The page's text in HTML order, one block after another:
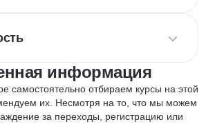
информация
самостоятельно отбираем курсы на этой
их. Несмотря на то, что мы можем
за переходы, регистрацию или